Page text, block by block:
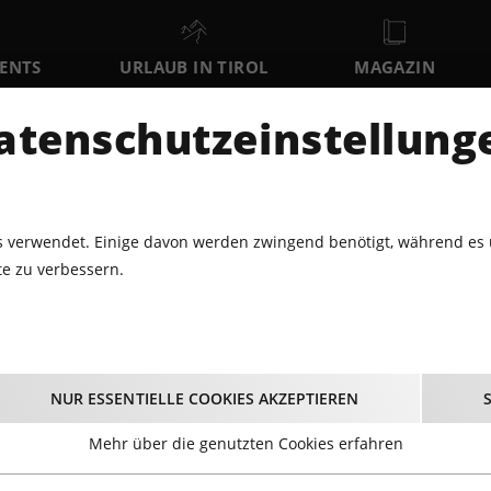
URLAUB IN TIROL MAGAZIN
FR SA SO 10
·
und auf Tirols Weihnachtsmärkten steigt die
heißen Glühwein und lasst euch von kulinarischen
verwendet. Einige davon werden zwingend benötigt, während
zu verbessern.
NUR ESSENTIELLE COOKIES AKZEPTIEREN
Mehr über die genutzten Cookies erfahren